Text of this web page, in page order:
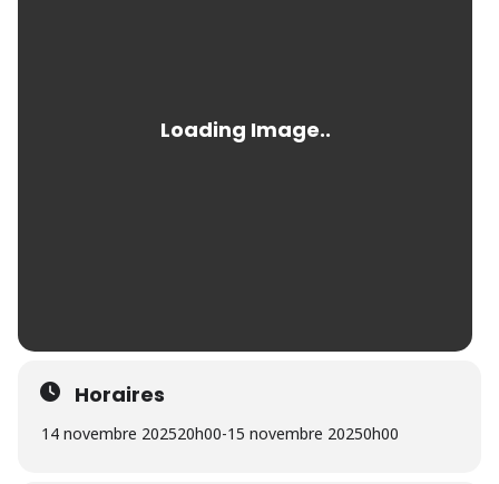
Horaires
14 novembre 202520h00-15 novembre 20250h00